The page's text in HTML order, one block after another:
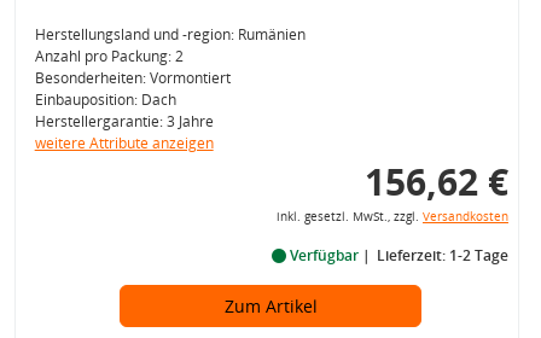
Herstellungsland und -region: Rumänien
Anzahl pro Packung: 2
Besonderheiten: Vormontiert
Einbauposition: Dach
Herstellergarantie: 3 Jahre
weitere Attribute anzeigen
156,62 €
inkl. gesetzl. MwSt., zzgl. Versandkosten
Verfügbar Lieferzeit: 1-2 Tage
Zum Artikel